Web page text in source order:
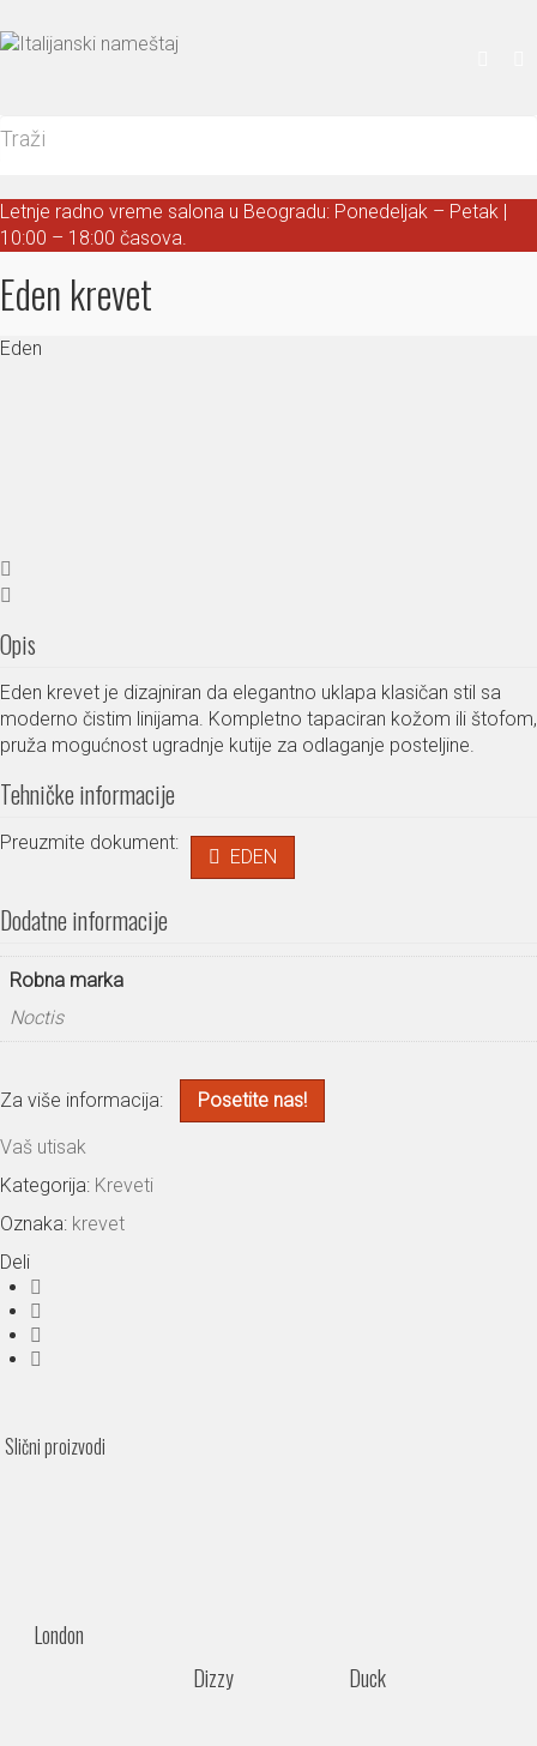
Letnje radno vreme salona u Beogradu: Ponedeljak – Petak |
10:00 – 18:00 časova.
Eden krevet
Eden
Opis
Eden krevet je dizajniran da elegantno uklapa klasičan stil sa
moderno čistim linijama. Kompletno tapaciran kožom ili štofom,
pruža mogućnost ugradnje kutije za odlaganje posteljine.
Tehničke informacije
Preuzmite dokument:
EDEN
Dodatne informacije
Robna marka
Noctis
Za više informacija: Posetite nas!
Vaš utisak
Kategorija: Kreveti
Oznaka: krevet
Deli
Slični proizvodi
London
Dizzy
Duck